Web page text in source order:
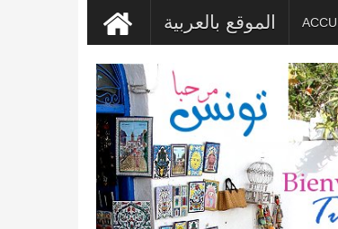
الموقع بالعربية